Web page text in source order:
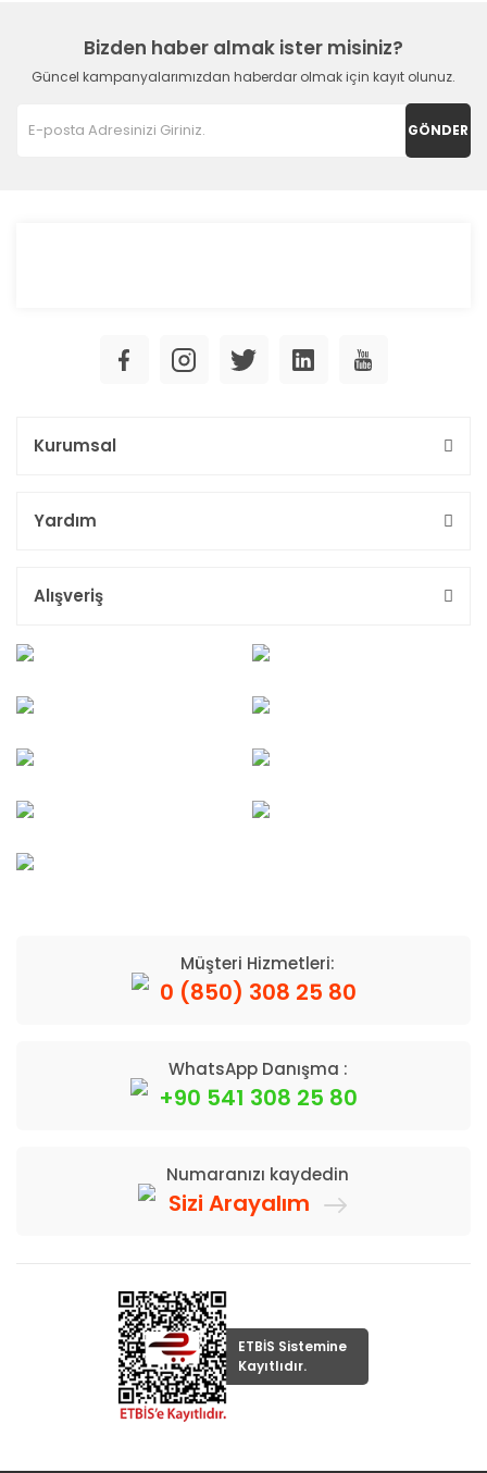
Bizden haber almak ister misiniz?
Güncel kampanyalarımızdan haberdar olmak için kayıt olunuz.
GÖNDER
Kurumsal
Yardım
Alışveriş
Müşteri Hizmetleri:
0 (850) 308 25 80
WhatsApp Danışma :
+90 541 308 25 80
Numaranızı kaydedin
Sizi Arayalım
ETBİS Sistemine
Kayıtlıdır.